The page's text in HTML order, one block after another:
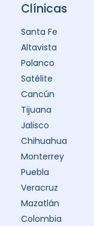
Clínicas
Santa Fe
Altavista
Polanco
Satélite
Cancún
Tijuana
Jalisco
Chihuahua
Monterrey
Puebla
Veracruz
Mazatlán
Colombia